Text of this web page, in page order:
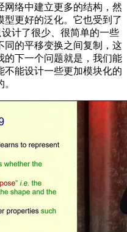
络中建立更多的结构，然
型更好的泛化。它也受到了
计了很少、很简单的一些
同的平移变换之间复制，这
的下一个问题就是，我们能
不能设计一些更加模块化的